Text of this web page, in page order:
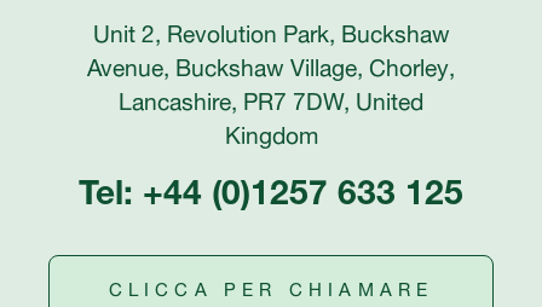
Unit 2, Revolution Park, Buckshaw
Avenue, Buckshaw Village, Chorley,
Lancashire, PR7 7DW, United
Kingdom
Tel: +44 (0)1257 633 125
CLICCA PER CHIAMARE